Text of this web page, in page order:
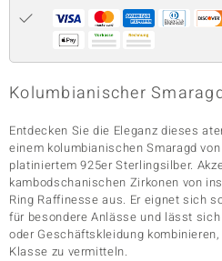
Classics
Kolumbianischer
Entdecken Sie die Eleganz dieses
einem kolumbianischen Smaragd
platiniertem 925er Sterlingsilber.
kambodschanischen Zirkonen von
Ring Raffinesse aus. Er eignet sich
für besondere Anlässe und lässt
oder Geschäftskleidung
Klasse zu vermitteln.